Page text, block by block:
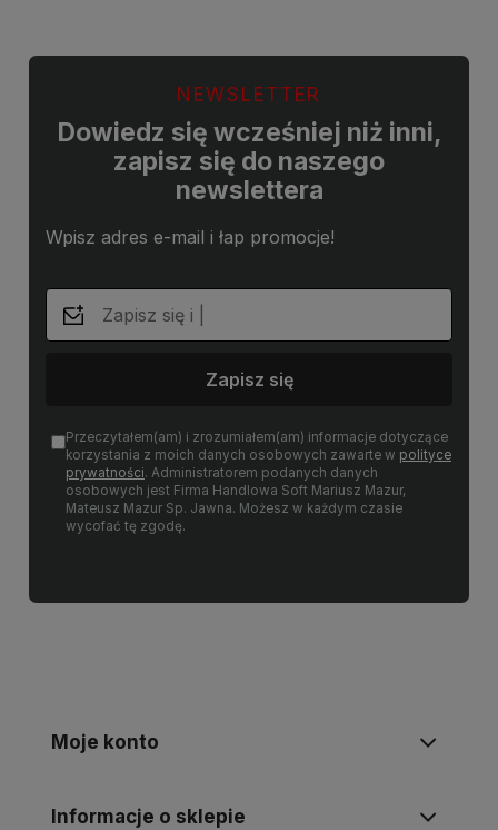
NEWSLETTER
Dowiedz się wcześniej niż inni,
zapisz się do naszego
newslettera
Wpisz adres e-mail i łap promocje!
Zapisz się
Przeczytałem(am) i zrozumiałem(am) informacje dotyczące
korzystania z moich danych osobowych zawarte w polityce
prywatności. Administratorem podanych danych
osobowych jest Firma Handlowa Soft Mariusz Mazur,
Mateusz Mazur Sp. Jawna. Możesz w każdym czasie
wycofać tę zgodę.
Moje konto
Informacje o sklepie